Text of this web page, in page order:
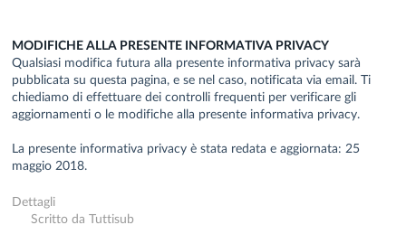
MODIFICHE ALLA PRESENTE INFORMATIVA PRIVACY
Qualsiasi modifica futura alla presente informativa privacy sarà
pubblicata su questa pagina, e se nel caso, notificata via email. Ti
chiediamo di effettuare dei controlli frequenti per verificare gli
aggiornamenti o le modifiche alla presente informativa privacy.
La presente informativa privacy è stata redata e aggiornata: 25
maggio 2018.
Dettagli
Scritto daTuttisub